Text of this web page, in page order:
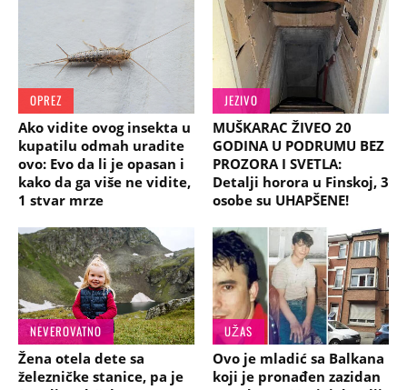
OPREZ
Ako vidite ovog insekta u
kupatilu odmah uradite
ovo: Evo da li je opasan i
kako da ga više ne vidite,
1 stvar mrze
JEZIVO
MUŠKARAC ŽIVEO 20
GODINA U PODRUMU BEZ
PROZORA I SVETLA:
Detalji horora u Finskoj, 3
osobe su UHAPŠENE!
NEVEROVATNO
Žena otela dete sa
železničke stanice, pa je
UŽAS
Ovo je mladić sa Balkana
koji je pronađen zazidan